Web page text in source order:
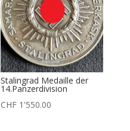
Stalingrad Medaille der
14.Panzerdivision
CHF 1'550.00